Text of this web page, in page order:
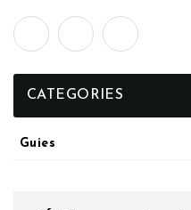
CATEGORIES
Guies